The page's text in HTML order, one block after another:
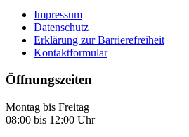
Impressum
Datenschutz
Erklärung zur Barrierefreiheit
Kontaktformular
Öffnungszeiten
Montag bis Freitag
08:00 bis 12:00 Uhr